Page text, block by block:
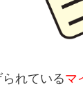
れているマ